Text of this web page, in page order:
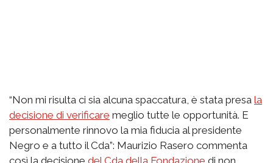
“Non mi risulta ci sia alcuna spaccatura, è stata presa la
decisione di verificare meglio tutte le opportunità. E
personalmente rinnovo la mia fiducia al presidente
Negro e a tutto il Cda”: Maurizio Rasero commenta